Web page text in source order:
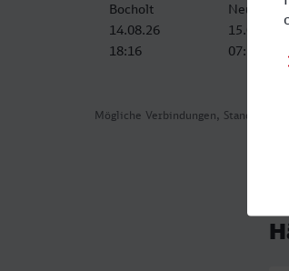
Mögliche Verbindungen, Stand: 2026-
Bocholt
14.08.26
18:16
15.08.26
07:52